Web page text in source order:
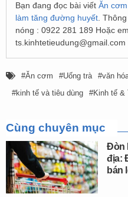
Bạn đang đọc bài viết Ăn
làm tăng đường huyết.
nóng : 0922 281 189 Hoặc
ts.kinhtetieudung@gmail.com
Ăn cơm Uống trà văn
kinh tế và tiêu dùng
Kinh tế &
Cùng chuyên mục
Đòn
địa:
bán